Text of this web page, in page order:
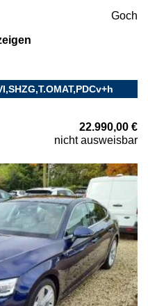
Goch
22.990,00 €
nicht ausweisbar